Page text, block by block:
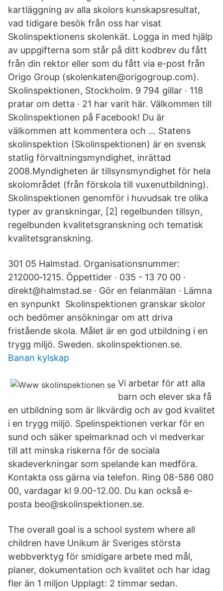
kartläggning av alla skolors kunskapsresultat,
vad tidigare besök från oss har visat
Skolinspektionens skolenkät. Logga in med hjälp
av uppgifterna som står på ditt kodbrev du fått
från din rektor eller som du fått via e-post från
Origo Group (skolenkaten@origogroup.com).
Skolinspektionen, Stockholm. 9 794 gillar · 118
pratar om detta · 21 har varit här. Välkommen till
Skolinspektionen på Facebook! Du är
välkommen att kommentera och … Statens
skolinspektion (Skolinspektionen) är en svensk
statlig förvaltningsmyndighet, inrättad
2008.Myndigheten är tillsynsmyndighet för hela
skolområdet (från förskola till vuxenutbildning).
Skolinspektionen genomför i huvudsak tre olika
typer av granskningar, [2] regelbunden tillsyn,
regelbunden kvalitetsgranskning och tematisk
kvalitetsgranskning.
301 05 Halmstad. Organisationsnummer:
212000‑1215. Öppettider · 035 - 13 70 00 ·
direkt@halmstad.se · Gör en felanmälan · Lämna
en synpunkt Skolinspektionen granskar skolor
och bedömer ansökningar om att driva
fristående skola. Målet är en god utbildning i en
trygg miljö. Sweden. skolinspektionen.se.
Banan kylskap
Vi arbetar för att alla
barn och elever ska få
en utbildning som är likvärdig och av god kvalitet
i en trygg miljö. Spelinspektionen verkar för en
sund och säker spelmarknad och vi medverkar
till att minska riskerna för de sociala
skadeverkningar som spelande kan medföra.
Kontakta oss gärna via telefon. Ring 08-586 080
00, vardagar kl 9.00-12.00. Du kan också e-
posta beo@skolinspektionen.se.
The overall goal is a school system where all
children have Unikum är Sveriges största
webbverktyg för smidigare arbete med mål,
planer, dokumentation och kvalitet och har idag
fler än 1 miljon Upplagt: 2 timmar sedan.